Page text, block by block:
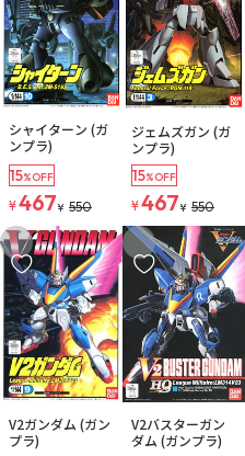
シャイターン (ガ
ンプラ)
15%OFF
¥467¥ 550
注文再開メール
ジェムズガン (ガ
ンプラ)
15%OFF
¥467¥ 550
お気に入りに追加
注文再開メール
V2ガンダム (ガン
プラ)
お気に入りに
注文再開メール
V2バスターガン
ダム (ガンプラ)